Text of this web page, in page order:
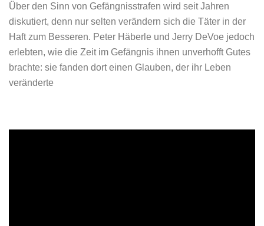
Über den Sinn von Gefängnisstrafen wird seit Jahren
diskutiert, denn nur selten verändern sich die Täter in der
Haft zum Besseren. Peter Häberle und Jerry DeVoe jedoch
erlebten, wie die Zeit im Gefängnis ihnen unverhofft Gutes
brachte: sie fanden dort einen Glauben, der ihr Leben
veränderte